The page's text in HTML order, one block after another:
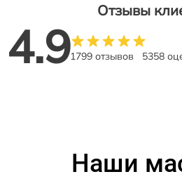
Отзывы
4.91799 отзывов 5358
Наши